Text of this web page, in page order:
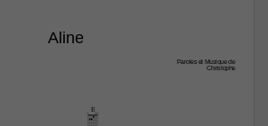
Aline
Paroles et Musique de
Christophe
E